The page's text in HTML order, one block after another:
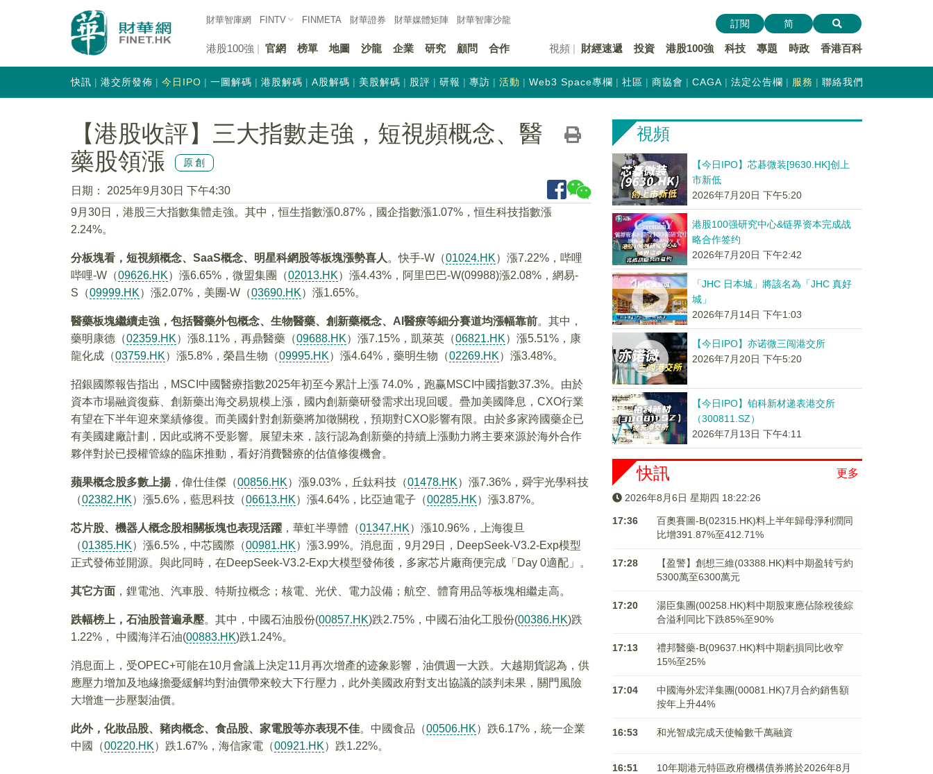
財華智庫網 FINTV FINMETA 財華證券 財華媒體矩陣 財華智庫沙龍
港股100強 官網 榜單 地圖 沙龍 企業 研究 顧問 合作 視頻 財經速遞 投資 港股100強 科技 專題 時政 香港百科
訂閱 简
快訊 港交所發佈 今日IPO 一圖解碼 港股解碼 A股解碼 美股解碼 股評 研報 專訪 活動 Web3 Space專欄 社區 商協會 CAGA 法定公告欄 服務 聯絡我們
【港股收評】三大指數走強，短視頻概念、醫
藥股領漲
原創
日期：
2025年9月30日 下午4:30
9月30日，港股三大指數集體走強。其中，恒生指數漲0.87%，國企指數漲1.07%，恒生科技指數漲
2.24%。
分板塊看，短視頻概念、SaaS概念、明星科網股等板塊漲勢喜人 。快手-W（01024.HK）漲7.22%，哔哩
哔哩-W（09626.HK）漲6.65%，微盟集團（02013.HK）漲4.43%，阿里巴巴-W(09988)漲2.08%，網易-
S（09999.HK）漲2.07%，美團-W（03690.HK）漲1.65%。
醫藥板塊繼續走強，包括醫藥外包概念、生物醫藥、創新藥概念、AI醫療等細分賽道均漲幅靠前。其中，
藥明康德（02359.HK）漲8.11%，再鼎醫藥（09688.HK）漲7.15%，凱萊英（06821.HK）漲5.51%，康
龍化成（03759.HK）漲5.8%，榮昌生物（09995.HK）漲4.64%，藥明生物（02269.HK）漲3.48%。
招銀國際報告指出，MSCI中國醫療指數2025年初至今累計上漲 74.0%，跑赢MSCI中國指數37.3%。由於
資本市場融資復蘇、創新藥出海交易規模上漲，國内創新藥研發需求出現回暖。疊加美國降息，CXO行業
有望在下半年迎來業績修復。而美國針對創新藥將加徵關稅，預期對CXO影響有限。由於多家跨國藥企已
有美國建廠計劃，因此或將不受影響。展望未來，該行認為創新藥的持續上漲動力將主要來源於海外合作
夥伴對於已授權管線的臨床推動，看好消費醫療的估值修復機會。
蘋果概念股多數上揚 ，偉仕佳傑（00856.HK）漲9.03%，丘鈦科技（01478.HK）漲7.36%，舜宇光學科技
（02382.HK）漲5.6%，藍思科技（06613.HK）漲4.64%，比亞迪電子（00285.HK）漲3.87%。
芯片股、機器人概念股相關板塊也表現活躍 ，華虹半導體（01347.HK）漲10.96%，上海復旦
（01385.HK）漲6.5%，中芯國際（00981.HK）漲3.99%。消息面，9月29日，DeepSeek-V3.2-Exp模型
正式發佈並開源。與此同時，在DeepSeek-V3.2-Exp大模型發佈後，多家芯片廠商便完成「Day 0適配」。
其它方面 ，鋰電池、汽車股、特斯拉概念；核電、光伏、電力設備；航空、體育用品等板塊相繼走高。
跌幅榜上，石油股普遍承壓。其中，中國石油股份(00857.HK)跌2.75%，中國石油化工股份(00386.HK)跌
1.22%， 中國海洋石油(00883.HK)跌1.24%。
消息面上，受OPEC+可能在10月會議上決定11月再次增產的迹象影響，油價週一大跌。大越期貨認為，供
應壓力增加及地緣擔憂緩解均對油價帶來較大下行壓力，此外美國政府對支出協議的談判未果，關門風險
大增進一步壓製油價。
此外，化妝品股、豬肉概念、食品股、家電股等亦表現不佳。中國食品（00506.HK）跌6.17%，統一企業
中國（00220.HK）跌1.67%，海信家電（00921.HK）跌1.22%。
視頻
【今日IPO】芯碁微装[9630.HK]创上
市新低
2026年7月20日 下午5:20
港股100强研究中心&链界资本完成战
略合作签约
2026年7月20日 下午2:42
「JHC 日本城」將該名為「JHC 真好
城」
2026年7月14日 下午1:03
【今日IPO】亦诺微三闯港交所
2026年7月20日 下午5:20
【今日IPO】铂科新材递表港交所
（300811.SZ）
2026年7月13日 下午4:11
更多
快訊
2026年8月6日 星期四 18:22:27
17:36
百奧賽圖-B(02315.HK)料上半年歸母淨利潤同
比增391.87%至412.71%
17:28
【盈警】創想三維(03388.HK)料中期盈转亏約
5300萬至6300萬元
17:20
湯臣集團(00258.HK)料中期股東應佔除稅後綜
合溢利同比下跌85%至90%
17:13
禮邦醫藥-B(09637.HK)料中期虧損同比收窄
15%至25%
17:04
中國海外宏洋集團(00081.HK)7月合約銷售額
按年上升44%
16:53 和光智成完成天使輪數千萬融資
16:51
10年期港元特區政府機構債券將於2026年8月